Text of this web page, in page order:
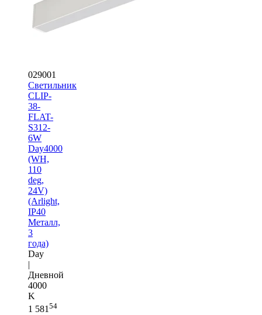
029001
Светильник
CLIP-
38-
FLAT-
S312-
6W
Day4000
(WH,
110
deg,
24V)
(Arlight,
IP40
Металл,
3
года)
Day
|
Дневной
4000
K
1 581 54